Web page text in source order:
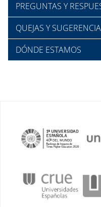
PREGUNTAS Y
QUEJAS Y
DÓNDE ESTAMOS